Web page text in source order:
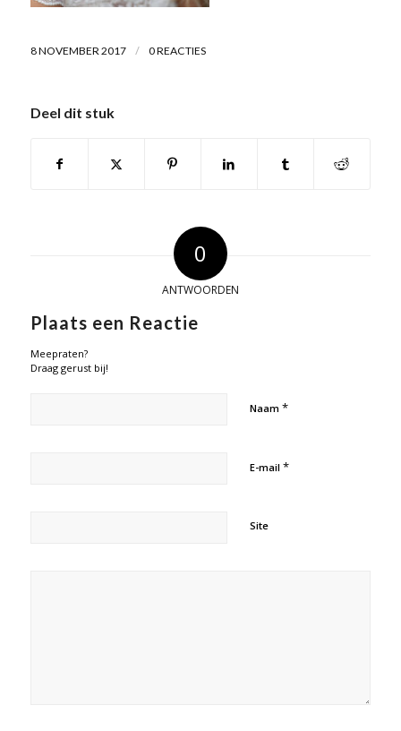
8 NOVEMBER 2017 / 0 REACTIES
Deel dit stuk
0
ANTWOORDEN
Plaats een Reactie
Meepraten?
Draag gerust bij!
Naam *
E-mail *
Site